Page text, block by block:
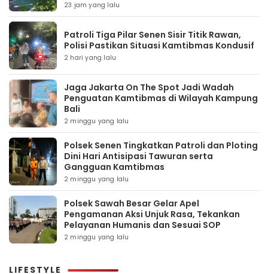
23 jam yang lalu
Patroli Tiga Pilar Senen Sisir Titik Rawan,
Polisi Pastikan Situasi Kamtibmas Kondusif
2 hari yang lalu
Jaga Jakarta On The Spot Jadi Wadah
Penguatan Kamtibmas di Wilayah Kampung
Bali
2 minggu yang lalu
Polsek Senen Tingkatkan Patroli dan Ploting
Dini Hari Antisipasi Tawuran serta
Gangguan Kamtibmas
2 minggu yang lalu
Polsek Sawah Besar Gelar Apel
Pengamanan Aksi Unjuk Rasa, Tekankan
Pelayanan Humanis dan Sesuai SOP
2 minggu yang lalu
LIFESTYLE